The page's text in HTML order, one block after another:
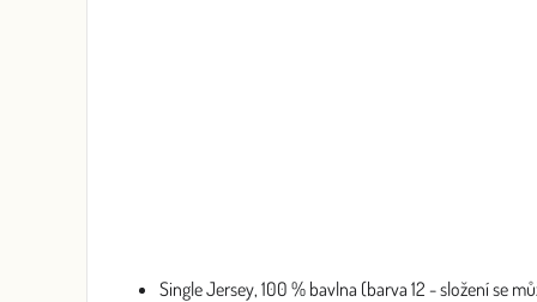
Single Jersey, 100 % bavlna (barva 12 - složení se